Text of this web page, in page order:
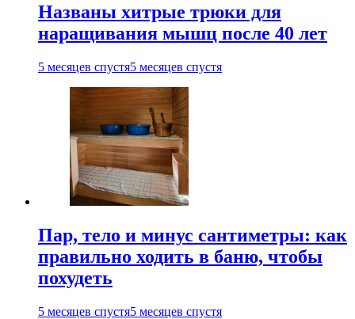
Названы хитрые трюки для
наращивания мышц после 40 лет
5 месяцев спустя5 месяцев спустя
Пар, тело и минус сантиметры: как
правильно ходить в баню, чтобы
похудеть
5 месяцев спустя5 месяцев спустя